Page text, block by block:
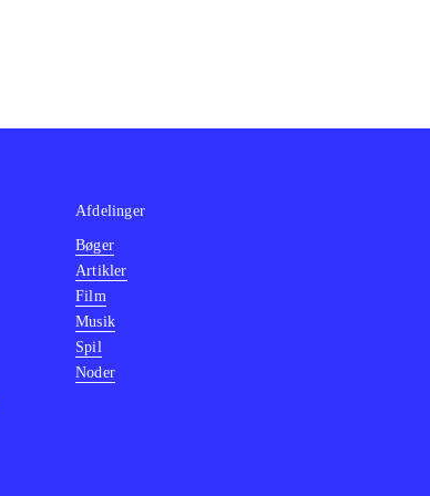
Afdelinger
Bøger
Artikler
Film
Musik
Spil
Noder